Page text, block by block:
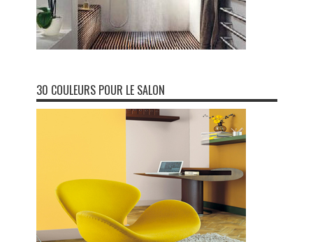
30 COULEURS POUR LE SALON